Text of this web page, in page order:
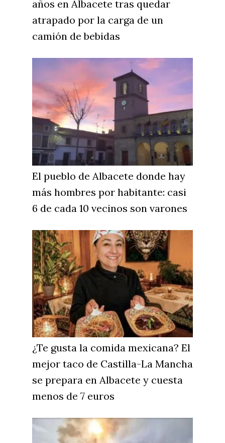
años en Albacete tras quedar
atrapado por la carga de un
camión de bebidas
El pueblo de Albacete donde hay
más hombres por habitante: casi
6 de cada 10 vecinos son varones
¿Te gusta la comida mexicana? El
mejor taco de Castilla-La Mancha
se prepara en Albacete y cuesta
menos de 7 euros
Toledo
Cuenca
Guadalajara
Talavera
Sanidad
Educación
Cultura
Deportes
Sucesos
Medio Ambiente
Planeta Rural
Especiales
Política
Galerías